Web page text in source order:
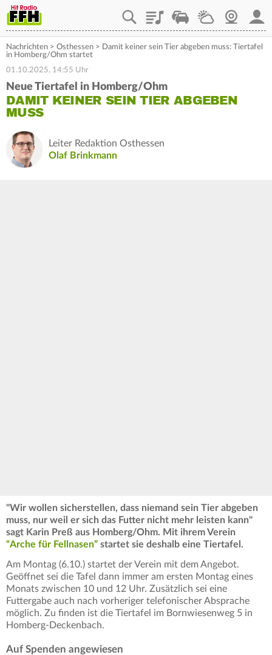
PlaylistStaupilotWetterWebcam
Nachrichten > Osthessen > Damit keiner sein Tier abgeben muss: Tiertafel
in Homberg/Ohm startet
01.10.2025, 14:55 Uhr
Neue Tiertafel in Homberg/Ohm
DAMIT KEINER SEIN TIER ABGEBEN
MUSS
Leiter Redaktion Osthessen
Olaf Brinkmann
"Wir wollen sicherstellen, dass niemand sein Tier abgeben
muss, nur weil er sich das Futter nicht mehr leisten kann"
sagt Karin Preß aus Homberg/Ohm. Mit ihrem Verein
“Arche für Fellnasen” startet sie deshalb eine Tiertafel.
Am Montag (6.10.) startet der Verein mit dem Angebot.
Geöffnet sei die Tafel dann immer am ersten Montag eines
Monats zwischen 10 und 12 Uhr. Zusätzlich sei eine
Futtergabe auch nach vorheriger telefonischer Absprache
möglich. Zu finden ist die Tiertafel im Bornwiesenweg 5 in
Homberg-Deckenbach.
Auf Spenden angewiesen